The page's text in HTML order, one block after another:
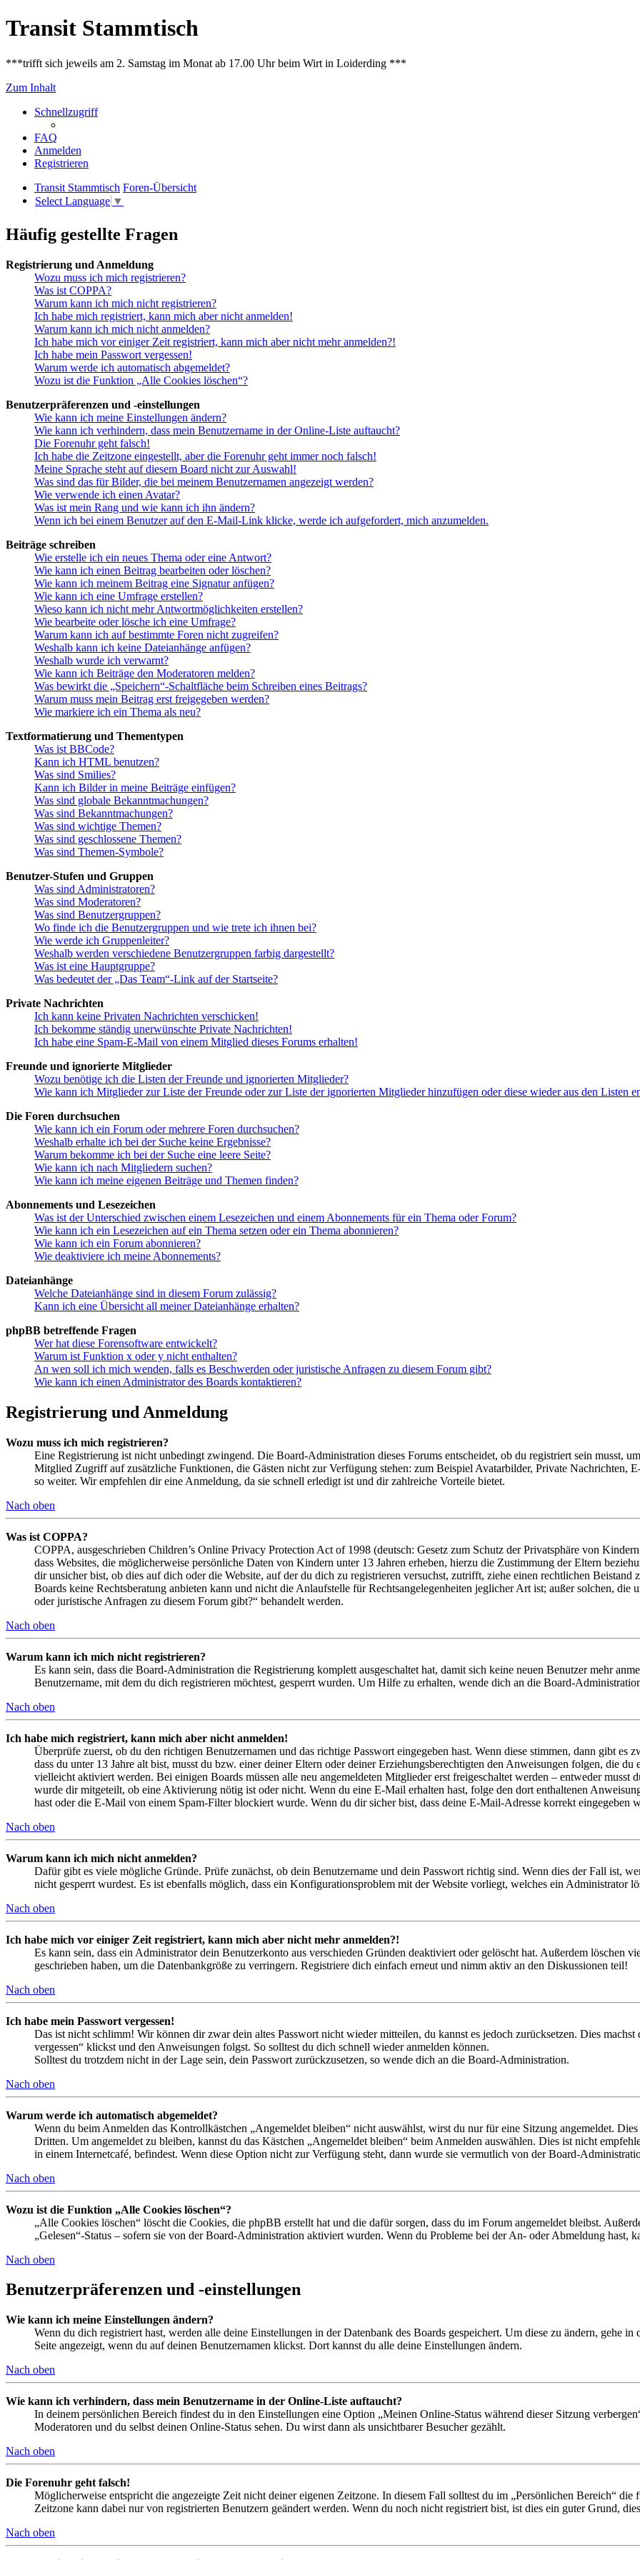
Transit Stammtisch
***trifft sich jeweils am 2. Samstag im Monat ab 17.00 Uhr beim Wirt in Loiderding ***
Zum Inhalt
Schnellzugriff
FAQ
Anmelden
Registrieren
Transit Stammtisch Foren-Übersicht
Select Language ▼
Häufig gestellte Fragen
Registrierung und Anmeldung
Wozu muss ich mich registrieren?
Was ist COPPA?
Warum kann ich mich nicht registrieren?
Ich habe mich registriert, kann mich aber nicht anmelden!
Warum kann ich mich nicht anmelden?
Ich habe mich vor einiger Zeit registriert, kann mich aber nicht mehr anmelden?!
Ich habe mein Passwort vergessen!
Warum werde ich automatisch abgemeldet?
Wozu ist die Funktion „Alle Cookies löschen“?
Benutzerpräferenzen und -einstellungen
Wie kann ich meine Einstellungen ändern?
Wie kann ich verhindern, dass mein Benutzername in der Online-Liste auftaucht?
Die Forenuhr geht falsch!
Ich habe die Zeitzone eingestellt, aber die Forenuhr geht immer noch falsch!
Meine Sprache steht auf diesem Board nicht zur Auswahl!
Was sind das für Bilder, die bei meinem Benutzernamen angezeigt werden?
Wie verwende ich einen Avatar?
Was ist mein Rang und wie kann ich ihn ändern?
Wenn ich bei einem Benutzer auf den E-Mail-Link klicke, werde ich aufgefordert, mich anzumelden.
Beiträge schreiben
Wie erstelle ich ein neues Thema oder eine Antwort?
Wie kann ich einen Beitrag bearbeiten oder löschen?
Wie kann ich meinem Beitrag eine Signatur anfügen?
Wie kann ich eine Umfrage erstellen?
Wieso kann ich nicht mehr Antwortmöglichkeiten erstellen?
Wie bearbeite oder lösche ich eine Umfrage?
Warum kann ich auf bestimmte Foren nicht zugreifen?
Weshalb kann ich keine Dateianhänge anfügen?
Weshalb wurde ich verwarnt?
Wie kann ich Beiträge den Moderatoren melden?
Was bewirkt die „Speichern“-Schaltfläche beim Schreiben eines Beitrags?
Warum muss mein Beitrag erst freigegeben werden?
Wie markiere ich ein Thema als neu?
Textformatierung und Thementypen
Was ist BBCode?
Kann ich HTML benutzen?
Was sind Smilies?
Kann ich Bilder in meine Beiträge einfügen?
Was sind globale Bekanntmachungen?
Was sind Bekanntmachungen?
Was sind wichtige Themen?
Was sind geschlossene Themen?
Was sind Themen-Symbole?
Benutzer-Stufen und Gruppen
Was sind Administratoren?
Was sind Moderatoren?
Was sind Benutzergruppen?
Wo finde ich die Benutzergruppen und wie trete ich ihnen bei?
Wie werde ich Gruppenleiter?
Weshalb werden verschiedene Benutzergruppen farbig dargestellt?
Was ist eine Hauptgruppe?
Was bedeutet der „Das Team“-Link auf der Startseite?
Private Nachrichten
Ich kann keine Privaten Nachrichten verschicken!
Ich bekomme ständig unerwünschte Private Nachrichten!
Ich habe eine Spam-E-Mail von einem Mitglied dieses Forums erhalten!
Freunde und ignorierte Mitglieder
Wozu benötige ich die Listen der Freunde und ignorierten Mitglieder?
Wie kann ich Mitglieder zur Liste der Freunde oder zur Liste der ignorierten Mitglieder hinzufügen oder diese wieder aus den Listen
Die Foren durchsuchen
Wie kann ich ein Forum oder mehrere Foren durchsuchen?
Weshalb erhalte ich bei der Suche keine Ergebnisse?
Warum bekomme ich bei der Suche eine leere Seite?
Wie kann ich nach Mitgliedern suchen?
Wie kann ich meine eigenen Beiträge und Themen finden?
Abonnements und Lesezeichen
Was ist der Unterschied zwischen einem Lesezeichen und einem Abonnements für ein Thema oder Forum?
Wie kann ich ein Lesezeichen auf ein Thema setzen oder ein Thema abonnieren?
Wie kann ich ein Forum abonnieren?
Wie deaktiviere ich meine Abonnements?
Dateianhänge
Welche Dateianhänge sind in diesem Forum zulässig?
Kann ich eine Übersicht all meiner Dateianhänge erhalten?
phpBB betreffende Fragen
Wer hat diese Forensoftware entwickelt?
Warum ist Funktion x oder y nicht enthalten?
An wen soll ich mich wenden, falls es Beschwerden oder juristische Anfragen zu diesem Forum gibt?
Wie kann ich einen Administrator des Boards kontaktieren?
Registrierung und Anmeldung
Wozu muss ich mich registrieren?
Eine Registrierung ist nicht unbedingt zwingend. Die Board-Administration dieses Forums entscheidet, ob du registriert sein musst,
Mitglied Zugriff auf zusätzliche Funktionen, die Gästen nicht zur Verfügung stehen: zum Beispiel Avatarbilder, Private Nachrichten,
so weiter. Wir empfehlen dir eine Anmeldung, da sie schnell erledigt ist und dir zahlreiche Vorteile bietet.
Nach oben
Was ist COPPA?
COPPA, ausgeschrieben Children’s Online Privacy Protection Act of 1998 (deutsch: Gesetz zum Schutz der Privatsphäre von
dass Websites, die möglicherweise persönliche Daten von Kindern unter 13 Jahren erheben, hierzu die Zustimmung der Eltern
dir unsicher bist, ob dies auf dich oder die Website, auf der du dich zu registrieren versuchst, zutrifft, ziehe einen rechtlichen
Boards keine Rechtsberatung anbieten kann und nicht die Anlaufstelle für Rechtsangelegenheiten jeglicher Art ist; außer solchen,
oder juristische Anfragen zu diesem Forum gibt?“ behandelt werden.
Nach oben
Warum kann ich mich nicht registrieren?
Es kann sein, dass die Board-Administration die Registrierung komplett ausgeschaltet hat, damit sich keine neuen Benutzer mehr
Benutzername, mit dem du dich registrieren möchtest, gesperrt wurden. Um Hilfe zu erhalten, wende dich an die Board-
Nach oben
Ich habe mich registriert, kann mich aber nicht anmelden!
Überprüfe zuerst, ob du den richtigen Benutzernamen und das richtige Passwort eingegeben hast. Wenn diese stimmen, dann gibt es
dass du unter 13 Jahre alt bist, musst du bzw. einer deiner Eltern oder deiner Erziehungsberechtigten den Anweisungen folgen, die
vielleicht aktiviert werden. Bei einigen Boards müssen alle neu angemeldeten Mitglieder erst freigeschaltet werden – entweder musst
wurde dir mitgeteilt, ob eine Aktivierung nötig ist oder nicht. Wenn du eine E-Mail erhalten hast, folge den dort enthaltenen
hast oder die E-Mail von einem Spam-Filter blockiert wurde. Wenn du dir sicher bist, dass deine E-Mail-Adresse korrekt eingegeben
Nach oben
Warum kann ich mich nicht anmelden?
Dafür gibt es viele mögliche Gründe. Prüfe zunächst, ob dein Benutzername und dein Passwort richtig sind. Wenn dies der Fall ist,
nicht gesperrt wurdest. Es ist ebenfalls möglich, dass ein Konfigurationsproblem mit der Website vorliegt, welches ein Administrator
Nach oben
Ich habe mich vor einiger Zeit registriert, kann mich aber nicht mehr anmelden?!
Es kann sein, dass ein Administrator dein Benutzerkonto aus verschieden Gründen deaktiviert oder gelöscht hat. Außerdem löschen
geschrieben haben, um die Datenbankgröße zu verringern. Registriere dich einfach erneut und nimm aktiv an den Diskussionen teil!
Nach oben
Ich habe mein Passwort vergessen!
Das ist nicht schlimm! Wir können dir zwar dein altes Passwort nicht wieder mitteilen, du kannst es jedoch zurücksetzen. Dies
vergessen“ klickst und den Anweisungen folgst. So solltest du dich schnell wieder anmelden können.
Solltest du trotzdem nicht in der Lage sein, dein Passwort zurückzusetzen, so wende dich an die Board-Administration.
Nach oben
Warum werde ich automatisch abgemeldet?
Wenn du beim Anmelden das Kontrollkästchen „Angemeldet bleiben“ nicht auswählst, wirst du nur für eine Sitzung angemeldet.
Dritten. Um angemeldet zu bleiben, kannst du das Kästchen „Angemeldet bleiben“ beim Anmelden auswählen. Dies ist nicht
in einem Internetcafé, befindest. Wenn diese Option nicht zur Verfügung steht, dann wurde sie vermutlich von der Board-
Nach oben
Wozu ist die Funktion „Alle Cookies löschen“?
„Alle Cookies löschen“ löscht die Cookies, die phpBB erstellt hat und die dafür sorgen, dass du im Forum angemeldet bleibst.
„Gelesen“-Status – sofern sie von der Board-Administration aktiviert wurden. Wenn du Probleme bei der An- oder Abmeldung hast,
Nach oben
Benutzerpräferenzen und -einstellungen
Wie kann ich meine Einstellungen ändern?
Wenn du dich registriert hast, werden alle deine Einstellungen in der Datenbank des Boards gespeichert. Um diese zu ändern, gehe
Seite angezeigt, wenn du auf deinen Benutzernamen klickst. Dort kannst du alle deine Einstellungen ändern.
Nach oben
Wie kann ich verhindern, dass mein Benutzername in der Online-Liste auftaucht?
In deinem persönlichen Bereich findest du in den Einstellungen eine Option „Meinen Online-Status während dieser Sitzung
Moderatoren und du selbst deinen Online-Status sehen. Du wirst dann als unsichtbarer Besucher gezählt.
Nach oben
Die Forenuhr geht falsch!
Möglicherweise entspricht die angezeigte Zeit nicht deiner eigenen Zeitzone. In diesem Fall solltest du im „Persönlichen Bereich“
Zeitzone kann dabei nur von registrierten Benutzern geändert werden. Wenn du noch nicht registriert bist, ist dies ein guter Grund,
Nach oben